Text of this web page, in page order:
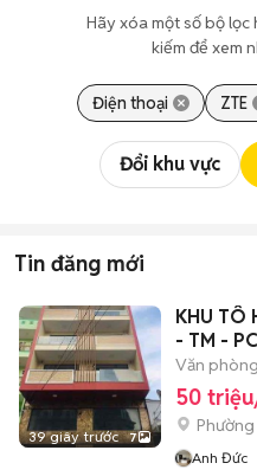
Hãy xóa một số bộ lọc
kiếm để xem
Điện thoại ZTE
Đổi khu vực
Tin đăng mới
39 giây trước 7
KHU TÔ
- TM -
Văn phòng
50
Phường
Anh Đức